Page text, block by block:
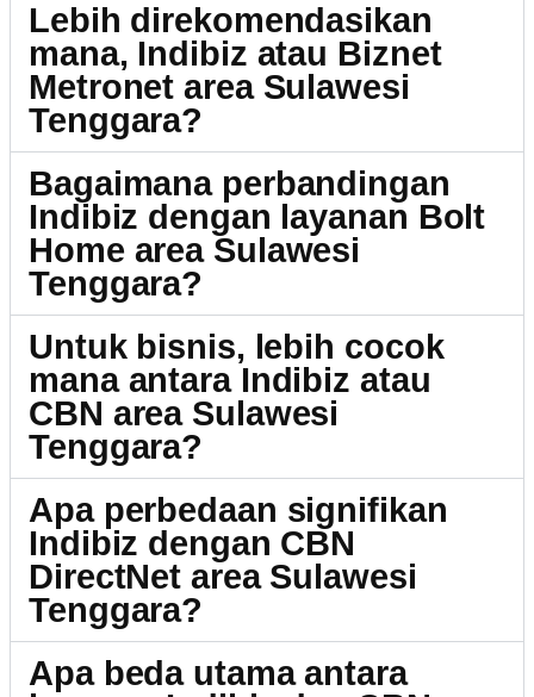
Lebih direkomendasikan
mana, Indibiz atau Biznet
Metronet area Sulawesi
Tenggara?
Bagaimana perbandingan
Indibiz dengan layanan Bolt
Home area Sulawesi
Tenggara?
Untuk bisnis, lebih cocok
mana antara Indibiz atau
CBN area Sulawesi
Tenggara?
Apa perbedaan signifikan
Indibiz dengan CBN
DirectNet area Sulawesi
Tenggara?
Apa beda utama antara